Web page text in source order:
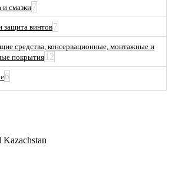
смазки7
защита винтов7
средства, консервационные, монтажные и
покрытия 12
6